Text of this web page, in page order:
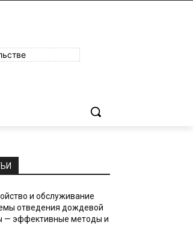
и обслуживание
отведения дождевой
— эффективные методы и